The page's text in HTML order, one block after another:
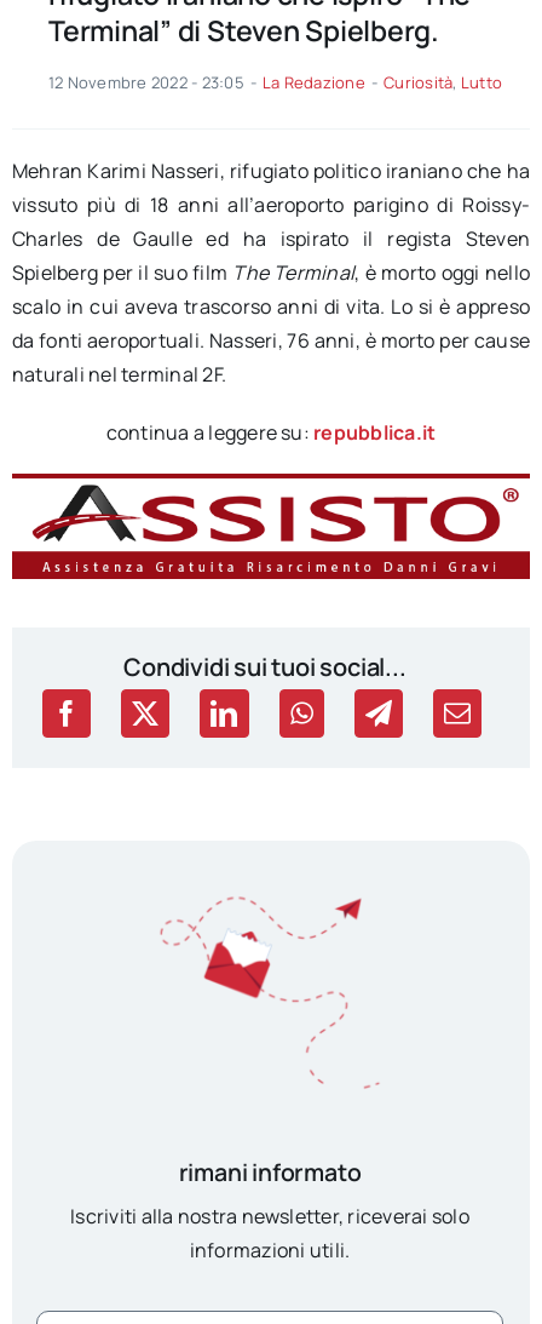
Terminal” di Steven Spielberg.
12 Novembre 2022 - 23:05 - La Redazione - Curiosità, Lutto
Mehran Karimi Nasseri, rifugiato politico iraniano che ha
vissuto più di 18 anni all’aeroporto parigino di Roissy-
Charles de Gaulle ed ha ispirato il regista Steven
Spielberg per il suo film The Terminal, è morto oggi nello
scalo in cui aveva trascorso anni di vita. Lo si è appreso
da fonti aeroportuali. Nasseri, 76 anni, è morto per cause
naturali nel terminal 2F.
continua a leggere su: repubblica.it
Condividi sui tuoi social...
rimani informato
Iscriviti alla nostra newsletter, riceverai solo
informazioni utili.